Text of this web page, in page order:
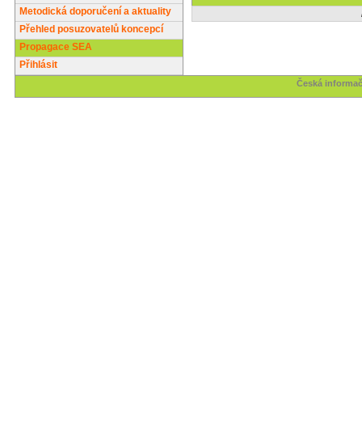
Metodická doporučení a aktuality
Přehled posuzovatelů koncepcí
Propagace SEA
Přihlásit
Česká